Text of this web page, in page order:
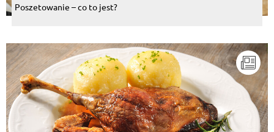
Poszetowanie – co to jest?